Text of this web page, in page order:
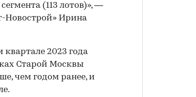
(113 лотов)», —
Новострой» Ирина
2023 года
Старой Москвы
чем годом ранее, и